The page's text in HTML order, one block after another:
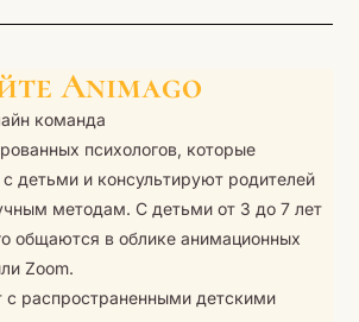
Animago
команда
психологов, которые
с детьми и консультируют родителей
методам. С детьми от 3 до 7 лет
общаются в облике анимационных
Zoom.
с распространенными детскими